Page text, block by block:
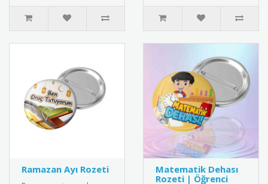
1. sınıf ve..
Ramazan Ayı Rozeti
Matematik Dehası
Rozeti | Öğrenci